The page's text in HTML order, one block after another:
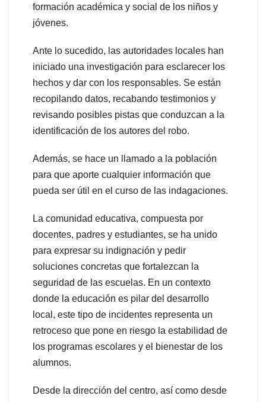
formación académica y social de los niños y
jóvenes.
Ante lo sucedido, las autoridades locales han
iniciado una investigación para esclarecer los
hechos y dar con los responsables. Se están
recopilando datos, recabando testimonios y
revisando posibles pistas que conduzcan a la
identificación de los autores del robo.
Además, se hace un llamado a la población
para que aporte cualquier información que
pueda ser útil en el curso de las indagaciones.
La comunidad educativa, compuesta por
docentes, padres y estudiantes, se ha unido
para expresar su indignación y pedir
soluciones concretas que fortalezcan la
seguridad de las escuelas. En un contexto
donde la educación es pilar del desarrollo
local, este tipo de incidentes representa un
retroceso que pone en riesgo la estabilidad de
los programas escolares y el bienestar de los
alumnos.
Desde la dirección del centro, así como desde